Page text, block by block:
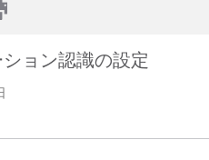
ョン認識の設定